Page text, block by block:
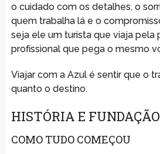
o cuidado com os detalhes, o
quem trabalha lá e o
seja ele um turista que viaja pela
profissional que pega o mesmo
Viajar com a Azul é sentir que o
quanto o destino.
HISTÓRIA E FUNDAÇÃO
COMO TUDO COMEÇOU